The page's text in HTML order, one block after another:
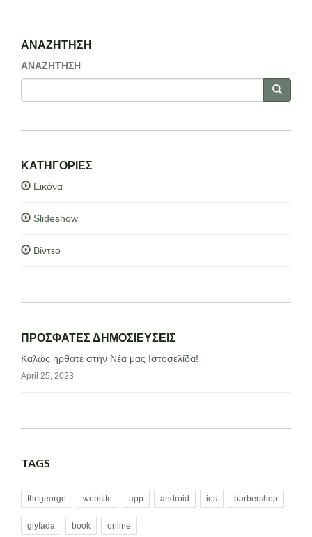
ΑΝΑΖΗΤΗΣΗ
ΑΝΑΖΗΤΗΣΗ
ΚΑΤΗΓΟΡΙΕΣ
Εικόνα
Slideshow
Βίντεο
ΠΡΟΣΦΑΤΕΣ ΔΗΜΟΣΙΕΥΣΕΙΣ
Καλώς ήρθατε στην Νέα μας Ιστοσελίδα!
April 25, 2023
TAGS
thegeorge website app android ios barbershop
glyfada book online